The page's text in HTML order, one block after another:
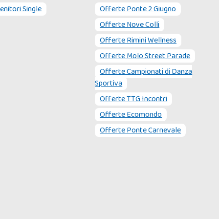
Single
Offerte Ponte 2 Giugno
Offerte Nove Colli
Offerte Rimini Wellness
Offerte Molo Street Parade
Offerte Campionati di Danza
Sportiva
Offerte TTG Incontri
Offerte Ecomondo
Offerte Ponte Carnevale